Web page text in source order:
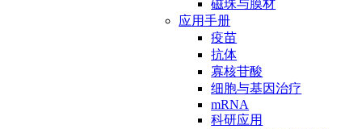
磁珠与膜材
应用手册
疫苗
抗体
寡核苷酸
细胞与基因治疗
mRNA
科研应用